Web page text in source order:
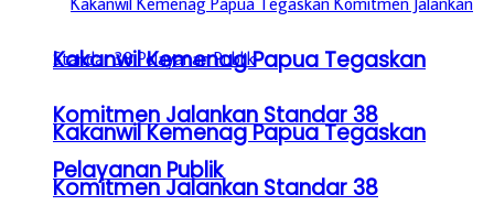
Kakanwil Kemenag Papua Tegaskan
Komitmen Jalankan Standar 38
Pelayanan Publik
Kakanwil Kemenag Papua Tegaskan
Komitmen Jalankan Standar 38